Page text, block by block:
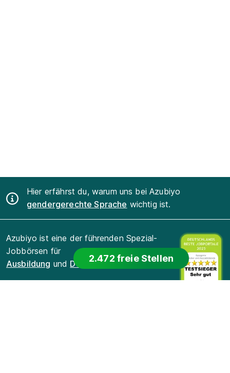
2.472 freie Stellen
Hier erfährst du, warum uns bei Azubiyo
gendergerechte Sprache wichtig ist.
Azubiyo ist eine der führenden Spezial-
Jobbörsen für
Ausbildung und Duales Studium.